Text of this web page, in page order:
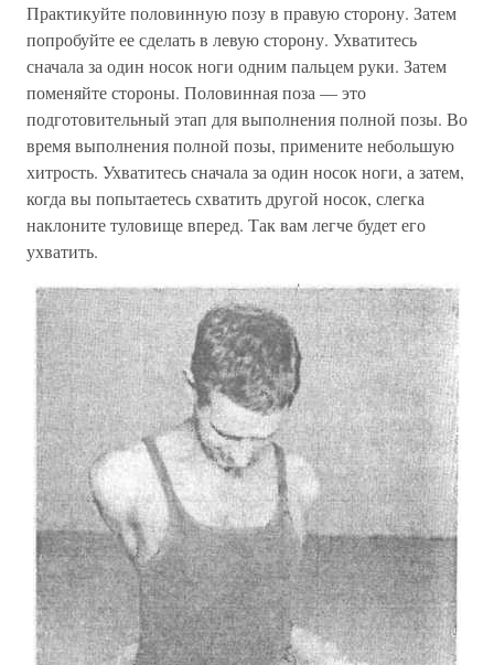
Практикуйте половинную позу в правую сторону. Затем
попробуйте ее сделать в левую сторону. Ухватитесь
сначала за один носок ноги одним пальцем руки. Затем
поменяйте стороны. Половинная поза — это
подготовительный этап для выполнения полной позы. Во
время выполнения полной позы, примените небольшую
хитрость. Ухватитесь сначала за один носок ноги, а затем,
когда вы попытаетесь схватить другой носок, слегка
наклоните туловище вперед. Так вам легче будет его
ухватить.